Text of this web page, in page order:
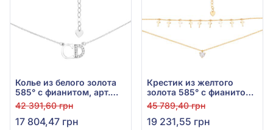
Колье из белого золота
585° с фианитом, арт.
194237
42 391,60 грн
17 804,47 грн
Крестик из желтого
золота 585° с фианитом,
арт. 194284
45 789,40 грн
19 231,55 грн